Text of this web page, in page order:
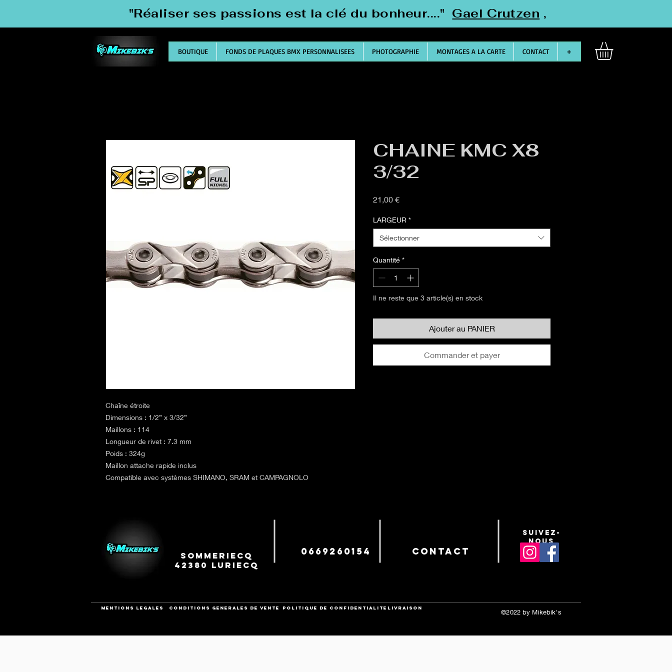
"Réaliser ses passions est la clé du bonheur...." Gael Crutzen ,
BOUTIQUE FONDS DE PLAQUES BMX PERSONNALISEES PHOTOGRAPHIE MONTAGES A LA CARTE CONTACT +
Chaîne étroite
Dimensions : 1/2” x 3/32”
Maillons : 114
Longueur de rivet : 7.3 mm
Poids : 324g
Maillon attache rapide inclus
Compatible avec systèmes SHIMANO, SRAM et CAMPAGNOLO
CHAINE KMC X8
3/32
21,00 €Prix
LARGEUR *
Sélectionner
Quantité *
Il ne reste que 3 article(s) en stock
Ajouter au PANIER
Commander et payer
contact
suivez-
nous
Sommeriecq
42380 Luriecq
0669260154
Mentions legales CONDITIONS GENERALES DE VENTE Livraison
POLITIQUE DE CONFIDENTIALITE
©2022 by Mikebik's